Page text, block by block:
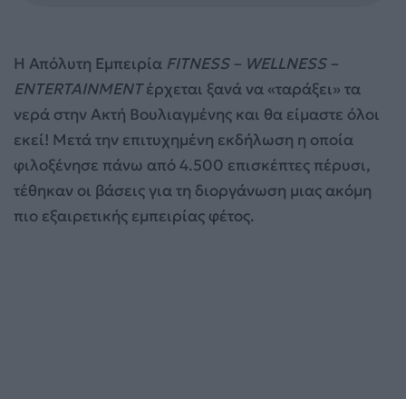
H Απόλυτη Εμπειρία FITNESS – WELLNESS –
ENTERTAINMENTέρχεται ξανά να «ταράξει» τα
νερά στην Ακτή Βουλιαγμένης και θα είμαστε όλοι
εκεί! Μετά την επιτυχημένη εκδήλωση η οποία
φιλοξένησε πάνω από 4.500 επισκέπτες πέρυσι,
τέθηκαν οι βάσεις για τη διοργάνωση μιας ακόμη
πιο εξαιρετικής εμπειρίας φέτος.